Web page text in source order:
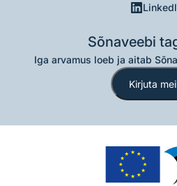
Sõnaveebi
Iga arvamus loeb ja aitab
Kirjuta